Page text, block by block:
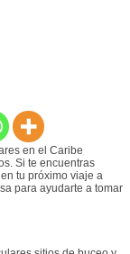
en el Caribe
Si te encuentras
tu próximo viaje a
para ayudarte a tomar